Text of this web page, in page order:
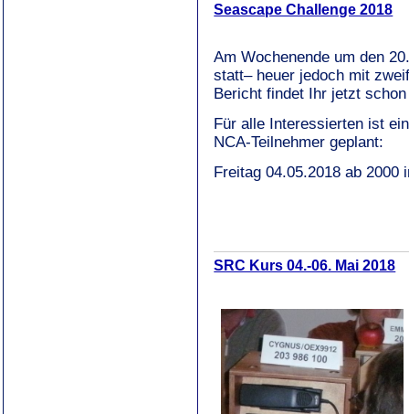
Seascape Challenge 2018
Am Wochenende um den
statt– heuer jedoch mit
Bericht findet Ihr jetzt
Für alle Interessierten ist
NCA-Teilnehmer geplant:
Freitag 04.05.2018 ab
SRC Kurs 04.-06. Mai 2018